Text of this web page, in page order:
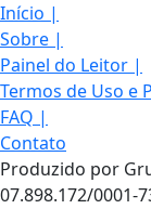
Início |
Sobre |
Painel do Leitor |
Termos de Uso e
FAQ |
Contato
Produzido por
07.898.172/0001-